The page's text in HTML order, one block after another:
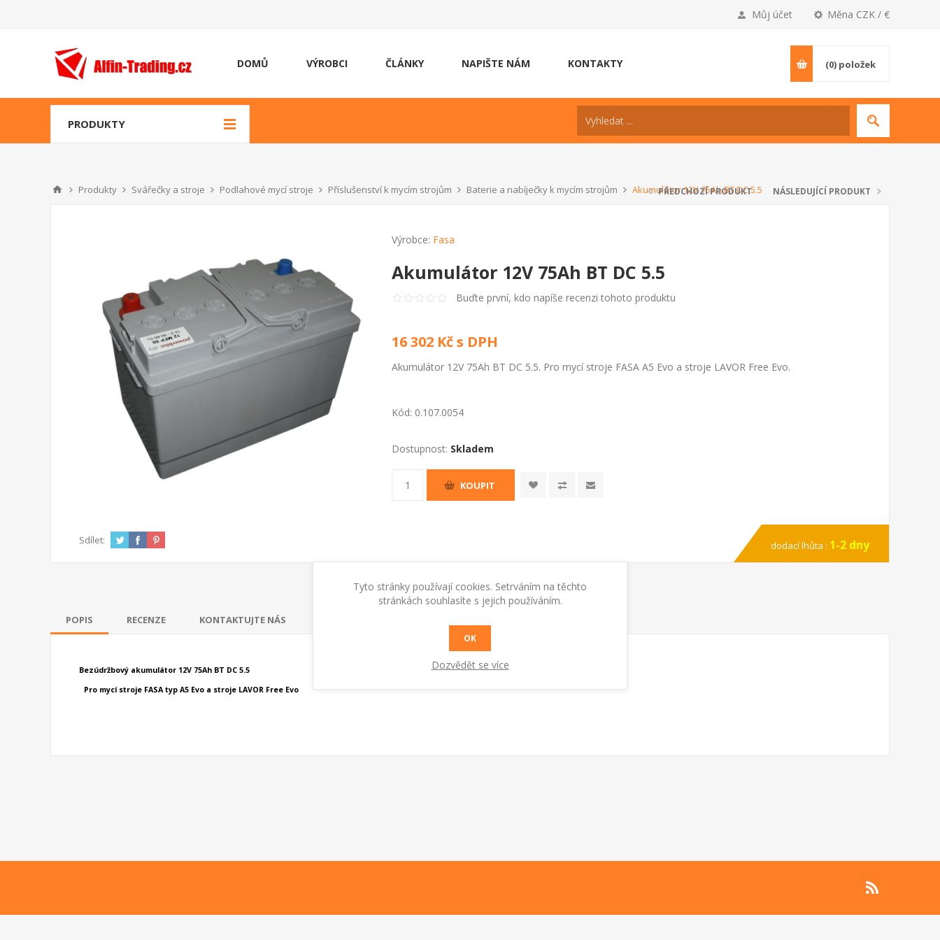
Měna CZK / €
Můj účet
DOMŮ VÝROBCI ČLÁNKY NAPIŠTE NÁM KONTAKTY (0) položek
PRODUKTY
Produkty Svářečky a stroje Podlahové mycí stroje Příslušenství k mycím strojům Baterie a nabíječky k mycím strojům Akumulátor 12V 75Ah BT DC 5.5
PŘEDCHOZÍ PRODUKT NÁSLEDUJÍCÍ PRODUKT
Výrobce: Fasa
Akumulátor 12V 75Ah BT DC 5.5
Buďte první, kdo napíše recenzi tohoto produktu
16 302 Kč s DPH
Akumulátor 12V 75Ah BT DC 5.5. Pro mycí stroje FASA A5 Evo a stroje LAVOR Free Evo.
Kód: 0.107.0054
Dostupnost: Skladem
KOUPIT
Sdílet: dodací lhůta : 1-2 dny
POPIS RECENZE KONTAKTUJTE NÁS
Bezúdržbový akumulátor 12V 75Ah BT DC 5.5
Pro mycí stroje FASA typ A5 Evo a stroje LAVOR Free Evo
Tyto stránky používají cookies. Setrváním na těchto
stránkách souhlasíte s jejich používáním.
OK
Dozvědět se více